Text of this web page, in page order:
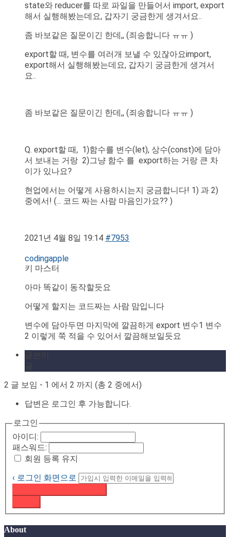
state와 reducer를 따로 파일을 만들어서 import, export
해서 실행해봤는데요, 갑자기 궁금한게 생겨서요..
좀 바보같은 질문이긴 한데,, (죄송합니다 ㅠㅠ )
export할 때, 변수를 여러개 보낼 수 있잖아요import,
export해서 실행해봤는데요, 갑자기 궁금한게 생겨서
요..
좀 바보같은 질문이긴 한데,, (죄송합니다 ㅠㅠ )
Q. export할 때, 1)함수를 변수(let), 상수(const)에 담아
서 보내는 거랑 2)그냥 함수 를 export하는 거랑 큰 차
이가 있나요?
현업에서는 어떻게 사용하시는지 궁금합니다! 1) 과 2)
중에서! (... 코드 짜는 사람 마음인가요?? )
2021년 4월 8일 19:14 #7953
codingapple
키 마스터
아마 똑같이 동작할듯요
어떻게 할지는 코드짜는 사람 맘입니다
변수에 담아두면 마지막에 깔끔하게 export 변수1 변수
2 이렇게 쭉 적을 수 있어서 깔끔해보일듯요
2 글 보임 - 1 에서 2 까지 (총 2 중에서)
답변은 로그인 후 가능합니다.
로그인
아이디:
패스워드:
회원 등록 유지
‹ 로그인 화면으로
About